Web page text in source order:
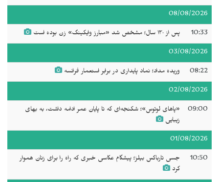
08/08/2026
10:33 پس از ۱۳۰ سال؛ مشخص شد «مبارز وایکینگ» زن بوده است
03/08/2026
08:22 وریده مداد؛ نماد پایداری در برابر استعمار فرانسه
02/08/2026
09:00
«پاهای لوتوس»؛ شکنجه‌ای که تا پایان عمر ادامه داشت، به بهای
زیبایی
01/08/2026
10:50
جسی تارباکس بیلز؛ پیشگام عکاسی خبری که راه را برای زنان هموار
کرد